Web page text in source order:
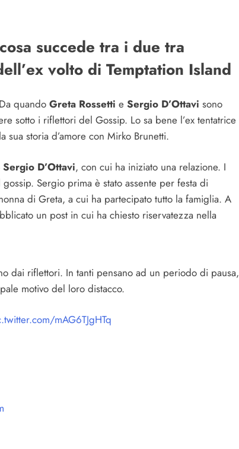
succede tra i due tra
volto di Temptation Island
quando Greta Rossetti e Sergio D’Ottavi sono
sotto i riflettori del Gossip. Lo sa bene l’ex tentatrice
storia d’amore con Mirko Brunetti.
Sergio D’Ottavi, con cui ha iniziato una relazione. I
Sergio prima è stato assente per festa di
di Greta, a cui ha partecipato tutto la famiglia. A
un post in cui ha chiesto riservatezza nella
dai riflettori. In tanti pensano ad un periodo di pausa,
motivo del loro distacco.
mAG6TJgHTq